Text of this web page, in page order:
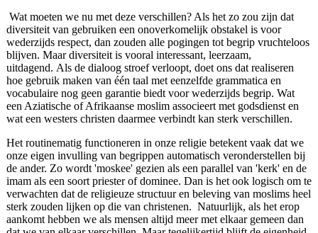
Wat moeten we nu met deze verschillen? Als het zo zou zijn dat
diversiteit van gebruiken een onoverkomelijk obstakel is voor
wederzijds respect, dan zouden alle pogingen tot begrip vruchteloos
blijven. Maar diversiteit is vooral interessant, leerzaam,
uitdagend. Als de dialoog stroef verloopt, doet ons dat realiseren
hoe gebruik maken van één taal met eenzelfde grammatica en
vocabulaire nog geen garantie biedt voor wederzijds begrip. Wat
een Aziatische of Afrikaanse moslim associeert met godsdienst en
wat een westers christen daarmee verbindt kan sterk verschillen.
Het routinematig functioneren in onze religie betekent vaak dat we
onze eigen invulling van begrippen automatisch veronderstellen bij
de ander. Zo wordt 'moskee' gezien als een parallel van 'kerk' en de
imam als een soort priester of dominee. Dan is het ook logisch om te
verwachten dat de religieuze structuur en beleving van moslims heel
sterk zouden lijken op die van christenen. Natuurlijk, als het erop
aankomt hebben we als mensen altijd meer met elkaar gemeen dan